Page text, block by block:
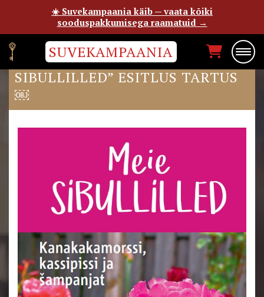
SUVEKAMPAANIA
AUNE PASTI RAAMATU „MEIE
SIBULLILLED” ESITLUS TARTUS
￼
☀️ Suvekampaania käib — vaata kõiki
sooduspakkumisega raamatuid →